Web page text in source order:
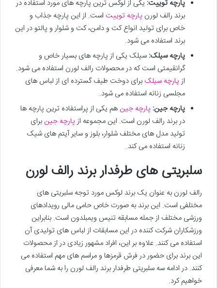
پارچه توییت: یکی از لوکس ترین پارچه های مورد استفاده در
برند رالف لورن پارچه توییت است. از این پارچه جذاب و
خاص برای تولید انواع کت و دامن، کت و شلوار و پالتو در این
برند استفاده می شود.
پارچه سیلک: سیلک یکی از پارچه های بسیار خاص و
گرانقیمتی است که در محصولات رالف لورن استفاده می شود.
از پارچه سیلک برای دوخت طیف گسترده ای از لباس های
مجلسی زنانه استفاده می شود.
پارچه جین: پارچه جین هم یکی از پراستفاده ترین پارچه ها
در برند رالف لورن است. این مجموعه از پارچه جین برای
تولید مدل های مختلف شلوار، بلوز و سایر آیتم های شیک
زنانه استفاده می کند.
سلبریتی های طرفدار برند رالف لورن
رالف لورن به عنوان یک برند لوکس مورد توجه سلبریتی های
مختلفی است. این برند به صورت خاص حامی مالی رویدادهای
ورزشی مختلف از جمله مسابقه تنیس ویمبلدون است. بنابراین
ورزشکاران شرکت کننده در این مسابقات از لباس های تولیدی آن
استفاده می کنند. علاوه بر این، افراد مشهور زیادی در از محصولات
این برند برای حضور در فرش قرمزها و مراسم های مهم استفاده می
کنند. در ادامه سه سلبریتی طرفدار برند رالف لورن را به شما معرفی
خواهیم کرد.